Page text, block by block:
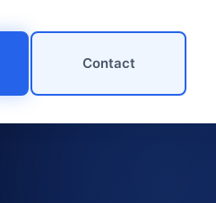
Contact